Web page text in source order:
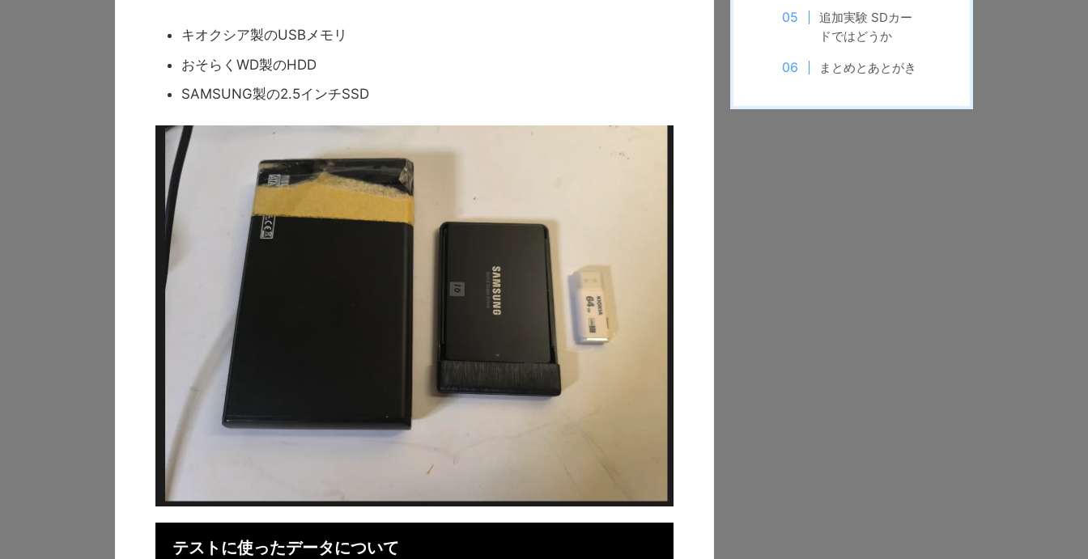
キオクシア製のUSBメモリ
おそらくWD製のHDD
SAMSUNG製の2.5インチSSD
テストに使ったデータについて
追加実験 SDカー
ドではどうか
まとめとあとがき